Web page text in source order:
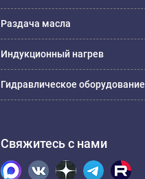
Раздача масла
Индукционный нагрев
Гидравлическое оборудование
Свяжитесь с нами